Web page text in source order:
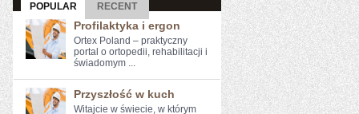
POPULAR RECENT
Profilaktyka i ergon
Ortex Poland – praktyczny
portal o ortopedii, rehabilitacji i
świadomym ...
Przyszłość w kuch
Witajcie w świecie, w którym